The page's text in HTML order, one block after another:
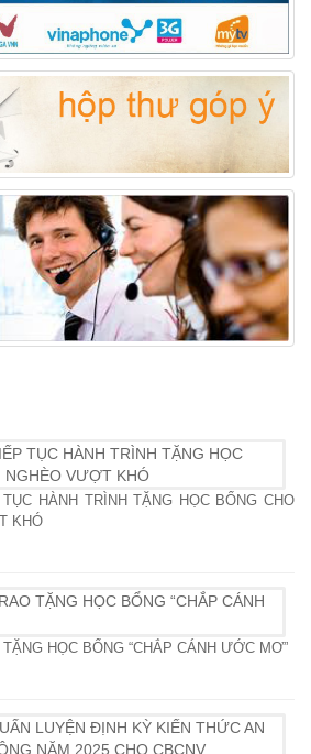
HÀNH TRÌNH TẶNG HỌC BỔNG CHO
KHÓ
HỌC BỔNG “CHẮP CÁNH ƯỚC MƠ”